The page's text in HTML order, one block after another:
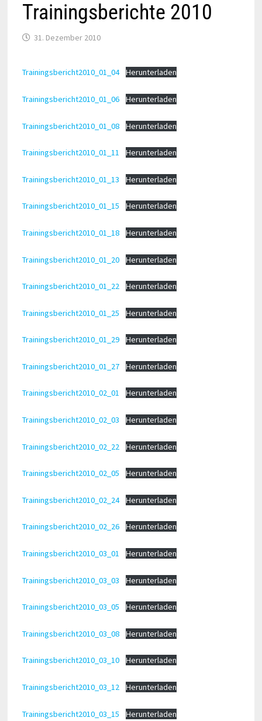
Trainingsberichte 2010
31. Dezember 2010
Trainingsbericht2010_01_04 Herunterladen
Trainingsbericht2010_01_06 Herunterladen
Trainingsbericht2010_01_08 Herunterladen
Trainingsbericht2010_01_11 Herunterladen
Trainingsbericht2010_01_13 Herunterladen
Trainingsbericht2010_01_15 Herunterladen
Trainingsbericht2010_01_18 Herunterladen
Trainingsbericht2010_01_20 Herunterladen
Trainingsbericht2010_01_22 Herunterladen
Trainingsbericht2010_01_25 Herunterladen
Trainingsbericht2010_01_29 Herunterladen
Trainingsbericht2010_01_27 Herunterladen
Trainingsbericht2010_02_01 Herunterladen
Trainingsbericht2010_02_03 Herunterladen
Trainingsbericht2010_02_22 Herunterladen
Trainingsbericht2010_02_05 Herunterladen
Trainingsbericht2010_02_24 Herunterladen
Trainingsbericht2010_02_26 Herunterladen
Trainingsbericht2010_03_01 Herunterladen
Trainingsbericht2010_03_03 Herunterladen
Trainingsbericht2010_03_05 Herunterladen
Trainingsbericht2010_03_08 Herunterladen
Trainingsbericht2010_03_10 Herunterladen
Trainingsbericht2010_03_12 Herunterladen
Trainingsbericht2010_03_15 Herunterladen